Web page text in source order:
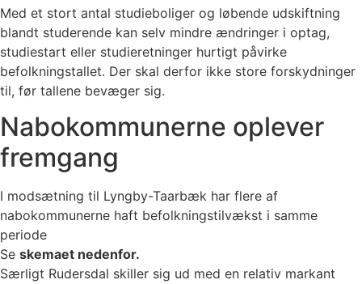
Med et stort antal studieboliger og løbende udskiftning
blandt studerende kan selv mindre ændringer i optag,
studiestart eller studieretninger hurtigt påvirke
befolkningstallet. Der skal derfor ikke store forskydninger
til, før tallene bevæger sig.
Nabokommunerne oplever
fremgang
I modsætning til Lyngby-Taarbæk har flere af
nabokommunerne haft befolkningstilvækst i samme
periode
Se skemaet nedenfor.
Særligt Rudersdal skiller sig ud med en relativ markant